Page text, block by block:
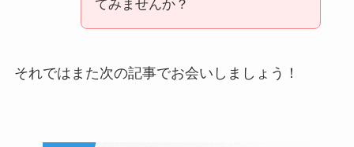
てみませんか？
それではまた次の記事でお会いしましょう！